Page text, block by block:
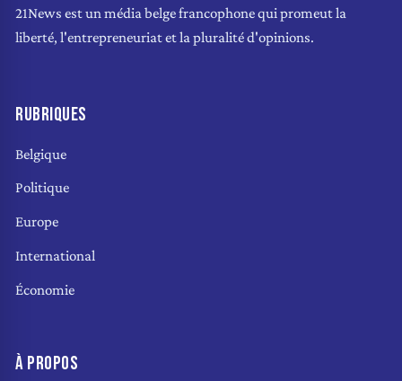
21News est un média belge francophone qui promeut la
liberté, l'entrepreneuriat et la pluralité d'opinions.
RUBRIQUES
Belgique
Politique
Europe
International
Économie
À PROPOS